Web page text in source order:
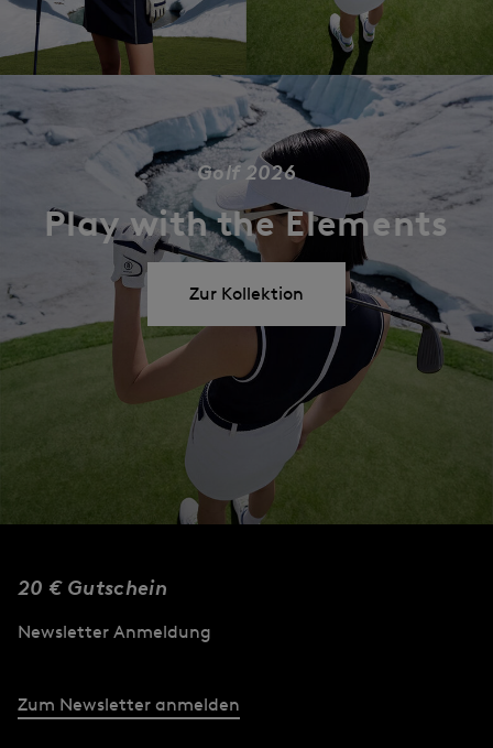
Golf 2026
Play with the Elements
Zur Kollektion
20 € Gutschein
Newsletter Anmeldung
Zum Newsletter anmelden